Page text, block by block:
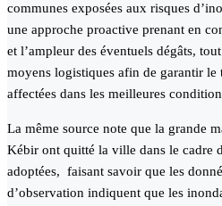
communes exposées aux risques
une approche proactive prenant en
et l’ampleur des éventuels dégâts,
moyens logistiques afin de garantir le
affectées dans les meilleures
La même source note que la grande
Kébir ont quitté la ville dans le cadre
adoptées, faisant savoir que les
d’observation indiquent que les